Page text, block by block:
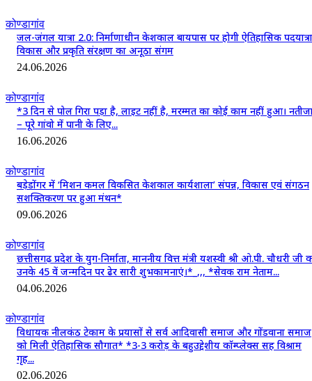
कोण्डागांव
जल-जंगल यात्रा 2.0: निर्माणाधीन केशकाल बायपास पर होगी ऐतिहासिक
विकास और प्रकृति संरक्षण का अनूठा संगम
24.06.2026
कोण्डागांव
*3 दिन से पोल गिरा पड़ा है, लाइट नहीं है, मरम्मत का कोई काम नहीं हुआ।
– पूरे गांवो में पानी के लिए...
16.06.2026
कोण्डागांव
बड़ेडोंगर में ‘मिशन कमल विकसित केशकाल कार्यशाला’ संपन्न, विकास एवं संगठन
सशक्तिकरण पर हुआ मंथन*
09.06.2026
कोण्डागांव
छत्तीसगढ़ प्रदेश के युग-निर्माता, माननीय वित्त मंत्री यशस्वी श्री ओ.पी. चौधरी जी
उनके 45 वें जन्मदिन पर ढेर सारी शुभकामनाएं।*_,,, *सेवक राम नेताम...
04.06.2026
कोण्डागांव
विधायक नीलकंठ टेकाम के प्रयासों से सर्व आदिवासी समाज और गोंडवाना समाज
को मिली ऐतिहासिक सौगात* *3-3 करोड़ के बहुउद्देशीय कॉम्प्लेक्स सह विश्राम
गृह...
02.06.2026